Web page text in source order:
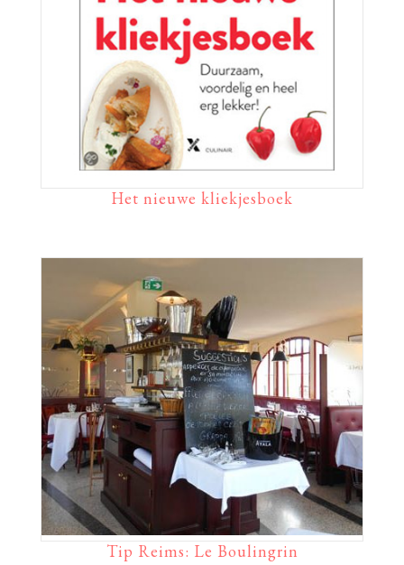
Het nieuwe kliekjesboek
Tip Reims: Le Boulingrin